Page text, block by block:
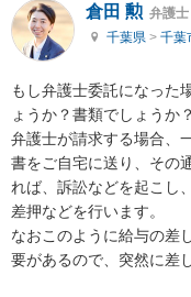
倉田 勲 弁護士
千葉県 > 千葉
もし弁護士委託になった
ょうか？書類でしょうか
弁護士が請求する場合、
書をご自宅に送り、その
れば、訴訟などを起こし
差押などを行います。
なおこのように給与の差
要があるので、突然に差